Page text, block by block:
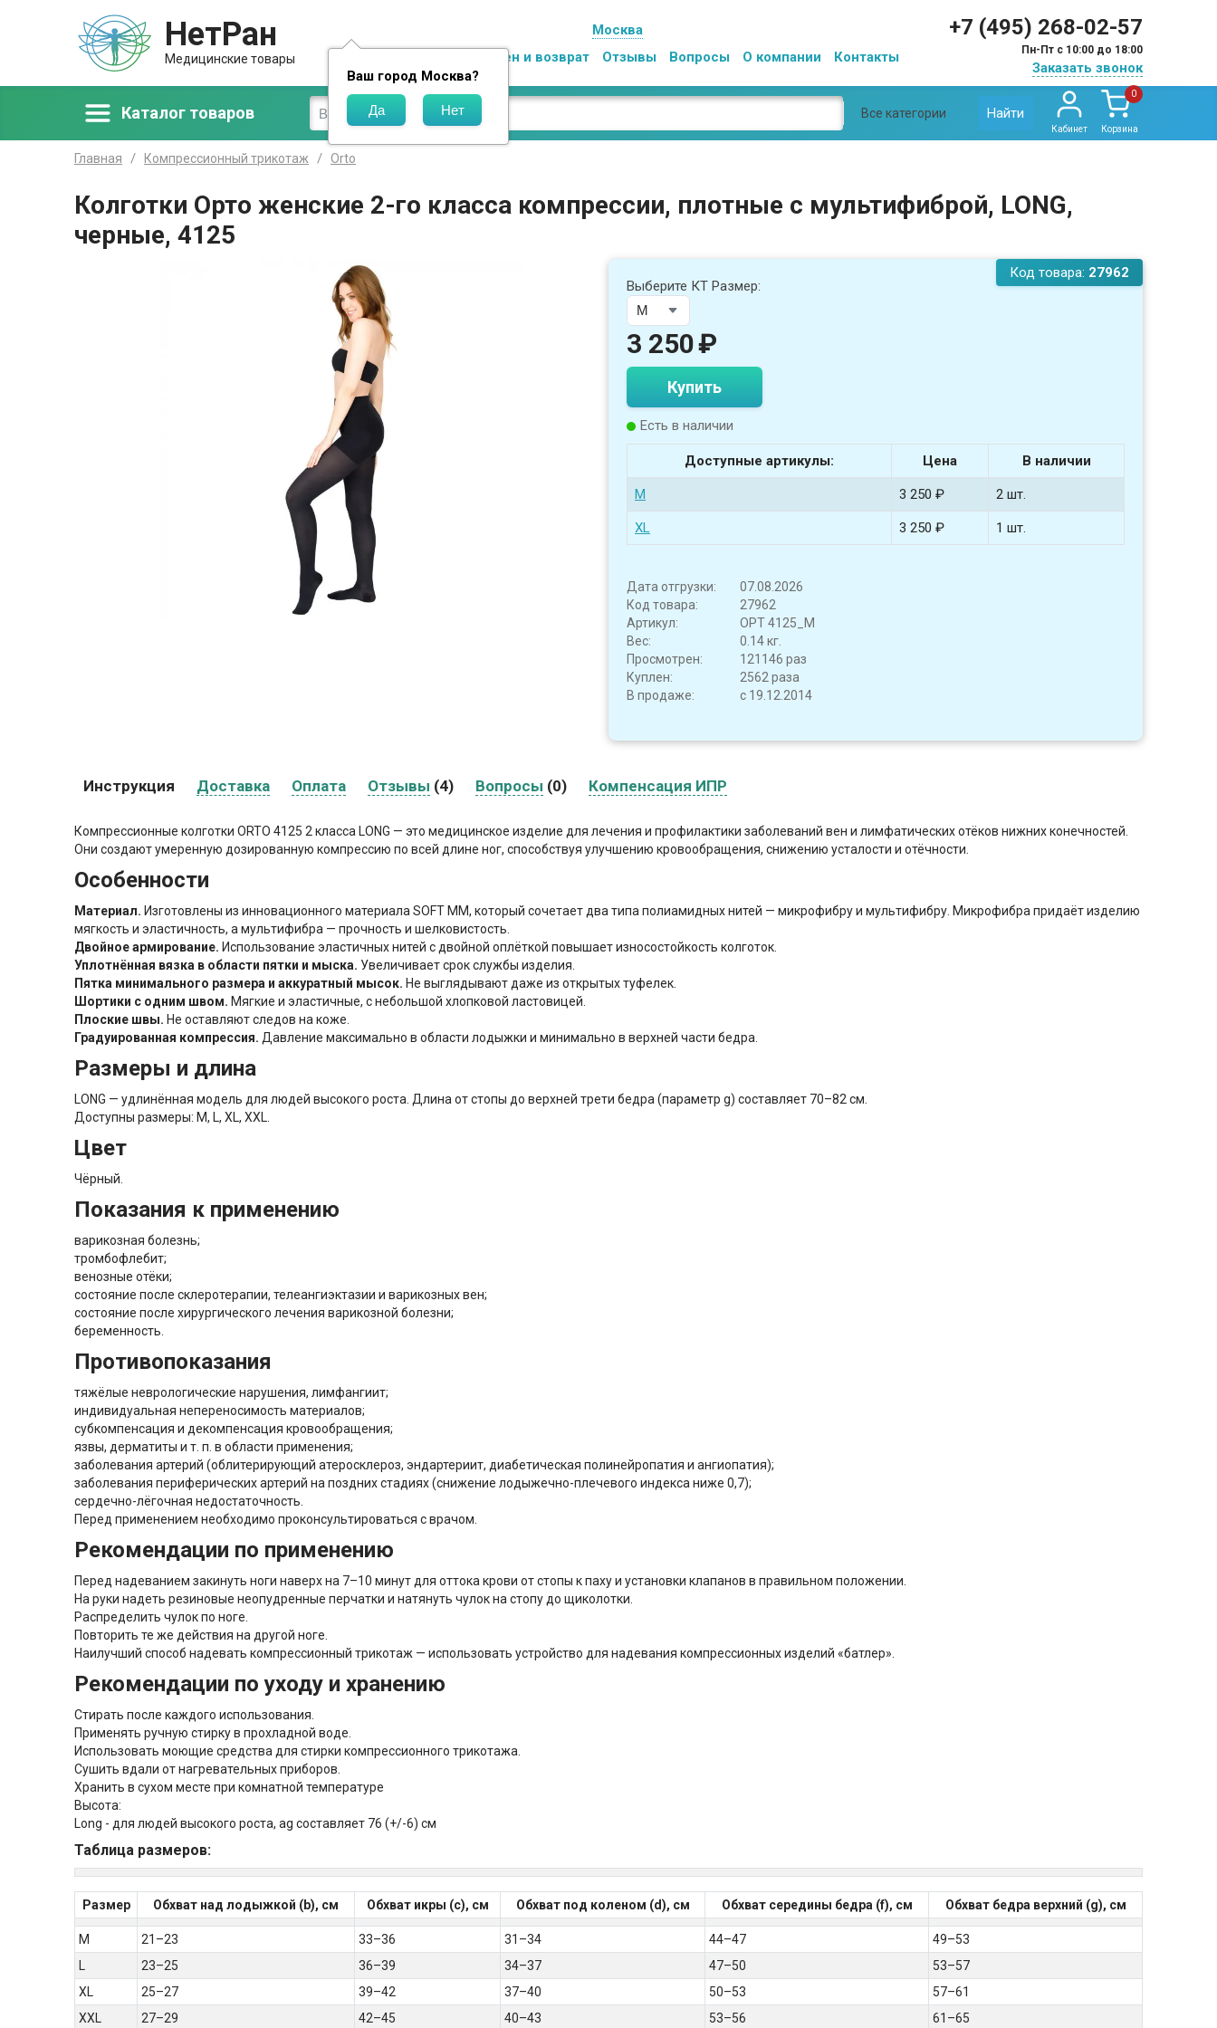
НетРан
Медицинские товары
Москва
Ваш город Москва?
Обмен и возврат Отзывы Вопросы О компании Контакты
+7 (495) 268-02-57
Пн-Пт с 10:00 до 18:00
Заказать звонок
Каталог товаров Все категории Найти
Кабинет
0
Корзина
Главная Компрессионный трикотаж Orto
Колготки Орто женские 2-го класса компрессии, плотные с мультифиброй, LONG,
черные, 4125
Код товара: 27962
Выберите КТ Размер:
3 250₽
Купить
Есть в наличии
Доступные артикулы: Цена В наличии
M 3 250 ₽ 2 шт.
XL 3 250 ₽ 1 шт.
Дата отгрузки:
07.08.2026
Код товара:
27962
Артикул:
OPT 4125_M
Вес:
0.14 кг.
Просмотрен:
121146 раз
Куплен:
2562 раза
В продаже:
с 19.12.2014
Инструкция Доставка Оплата Отзывы (4) Вопросы (0) Компенсация ИПР
Компрессионные колготки ORTO 4125 2 класса LONG — это медицинское изделие для лечения и профилактики заболеваний вен и лимфатических отёков нижних конечностей.
Они создают умеренную дозированную компрессию по всей длине ног, способствуя улучшению кровообращения, снижению усталости и отёчности.
Особенности
Материал. Изготовлены из инновационного материала SOFT MM, который сочетает два типа полиамидных нитей — микрофибру и мультифибру. Микрофибра придаёт изделию
мягкость и эластичность, а мультифибра — прочность и шелковистость.
Двойное армирование. Использование эластичных нитей с двойной оплёткой повышает износостойкость колготок.
Уплотнённая вязка в области пятки и мыска. Увеличивает срок службы изделия.
Пятка минимального размера и аккуратный мысок. Не выглядывают даже из открытых туфелек.
Шортики с одним швом. Мягкие и эластичные, с небольшой хлопковой ластовицей.
Плоские швы. Не оставляют следов на коже.
Градуированная компрессия. Давление максимально в области лодыжки и минимально в верхней части бедра.
Размеры и длина
LONG — удлинённая модель для людей высокого роста. Длина от стопы до верхней трети бедра (параметр g) составляет 70–82 см.
Доступны размеры: M, L, XL, XXL.
Цвет
Чёрный.
Показания к применению
варикозная болезнь;
тромбофлебит;
венозные отёки;
состояние после склеротерапии, телеангиэктазии и варикозных вен;
состояние после хирургического лечения варикозной болезни;
беременность.
Противопоказания
тяжёлые неврологические нарушения, лимфангиит;
индивидуальная непереносимость материалов;
субкомпенсация и декомпенсация кровообращения;
язвы, дерматиты и т. п. в области применения;
заболевания артерий (облитерирующий атеросклероз, эндартериит, диабетическая полинейропатия и ангиопатия);
заболевания периферических артерий на поздних стадиях (снижение лодыжечно-плечевого индекса ниже 0,7);
сердечно-лёгочная недостаточность.
Перед применением необходимо проконсультироваться с врачом.
Рекомендации по применению
Перед надеванием закинуть ноги наверх на 7–10 минут для оттока крови от стопы к паху и установки клапанов в правильном положении.
На руки надеть резиновые неопудренные перчатки и натянуть чулок на стопу до щиколотки.
Распределить чулок по ноге.
Повторить те же действия на другой ноге.
Наилучший способ надевать компрессионный трикотаж — использовать устройство для надевания компрессионных изделий «батлер».
Рекомендации по уходу и хранению
Стирать после каждого использования.
Применять ручную стирку в прохладной воде.
Использовать моющие средства для стирки компрессионного трикотажа.
Сушить вдали от нагревательных приборов.
Хранить в сухом месте при комнатной температуре
Высота:
Long - для людей высокого роста, ag составляет 76 (+/-6) см
Таблица размеров:
Размер Обхват над лодыжкой (b), см Обхват икры (c), см Обхват под коленом (d), см Обхват середины бедра (f), см Обхват бедра верхний (g), см
M 21–23 33–36 31–34 44–47
49–53
23–25 36–39 34–37 47–50
53–57
XL
25–27 39–42 37–40 50–53
57–61
XXL
27–29 42–45 40–43 53–56 61–65